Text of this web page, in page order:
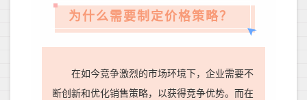
为什么需要制定价格策略？
在如今竞争激烈的市场环境下，企业需要不
断创新和优化销售策略，以获得竞争优势。而在